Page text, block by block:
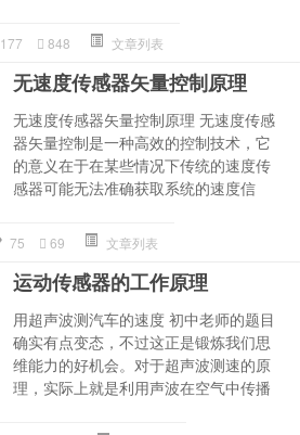
177 848 文章列表
无速度传感器矢量控制原理
无速度传感器矢量控制原理 无速度传感
器矢量控制是一种高效的控制技术，它
的意义在于在某些情况下传统的速度传
感器可能无法准确获取系统的速度信
75 69 文章列表
运动传感器的工作原理
用超声波测汽车的速度 初中老师的题目
确实有点变态，不过这正是锻炼我们思
维能力的好机会。对于超声波测速的原
理，实际上就是利用声波在空气中传播